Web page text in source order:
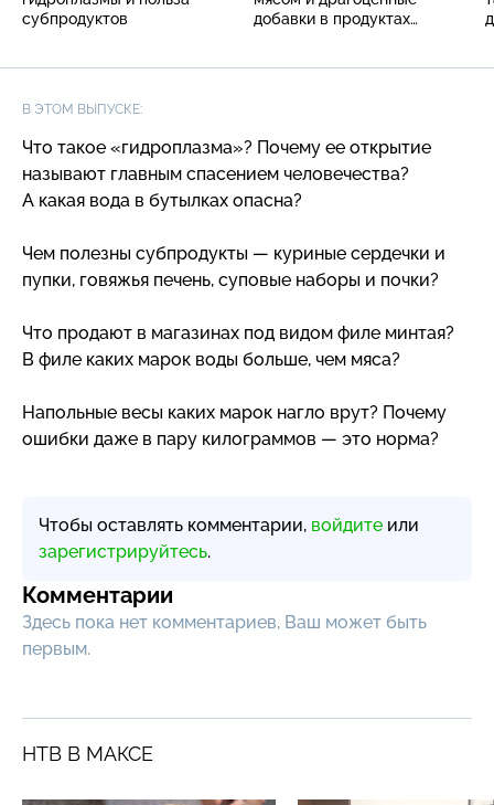
субпродуктов
добавки в продуктах
В ЭТОМ ВЫПУСКЕ:
Что такое «гидроплазма»? Почему ее открытие
называют главным спасением человечества?
А какая вода в бутылках опасна?
Чем полезны субпродукты — куриные сердечки и
пупки, говяжья печень, суповые наборы и почки?
Что продают в магазинах под видом филе минтая?
В филе каких марок воды больше, чем мяса?
Напольные весы каких марок нагло врут? Почему
ошибки даже в пару килограммов — это норма?
Чтобы оставлять комментарии, войдите или
зарегистрируйтесь.
Комментарии
Здесь пока нет комментариев, Ваш может быть
первым.
НТВ В МАКСЕ